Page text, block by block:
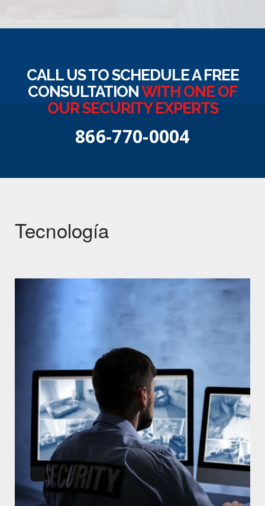
CALL US TO SCHEDULE A FREE
CONSULTATIONWITH ONE OF
OUR SECURITY EXPERTS
866-770-0004
Tecnología